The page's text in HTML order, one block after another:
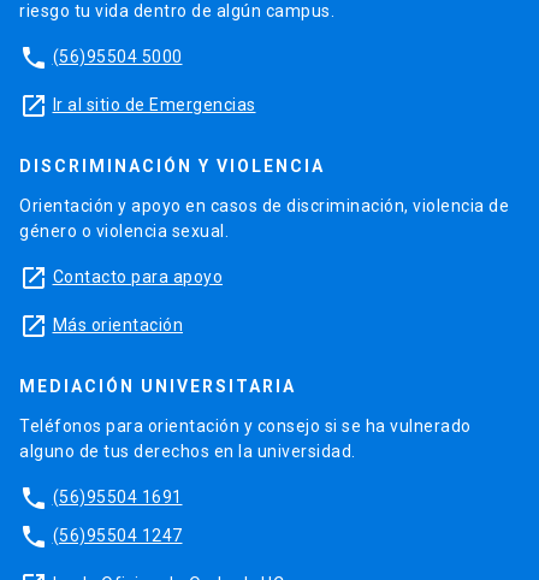
riesgo tu vida dentro de algún campus.
phone (56)95504 5000
launch Ir al sitio de Emergencias
DISCRIMINACIÓN Y VIOLENCIA
Orientación y apoyo en casos de discriminación, violencia de
género o violencia sexual.
launch Contacto para apoyo
launch Más orientación
MEDIACIÓN UNIVERSITARIA
Teléfonos para orientación y consejo si se ha vulnerado
alguno de tus derechos en la universidad.
phone (56)95504 1691
phone (56)95504 1247